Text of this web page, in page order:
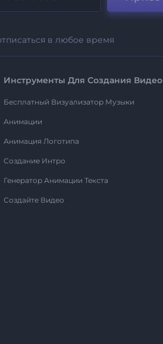
в любое время
Инструменты Для Создания Видео
Бесплатный Визуализатор Музыки
Анимации
Анимация Логотипа
Создание Интро
Генератор Анимации Текста
Создайте Видео